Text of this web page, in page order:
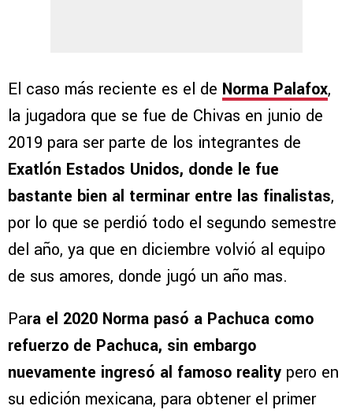
El caso más reciente es el de Norma Palafox,
la jugadora que se fue de Chivas en junio de
2019 para ser parte de los integrantes de
Exatlón Estados Unidos, donde le fue
bastante bien al terminar entre las finalistas,
por lo que se perdió todo el segundo semestre
del año, ya que en diciembre volvió al equipo
de sus amores, donde jugó un año mas.
Para el 2020 Norma pasó a Pachuca como
refuerzo de Pachuca, sin embargo
nuevamente ingresó al famoso reality pero en
su edición mexicana, para obtener el primer